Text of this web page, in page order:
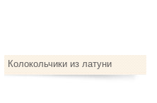
Колокольчики из латуни